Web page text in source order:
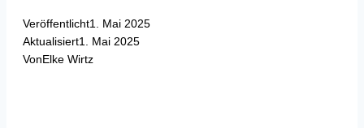
Veröffentlicht1. Mai 2025
Aktualisiert1. Mai 2025
VonElke Wirtz